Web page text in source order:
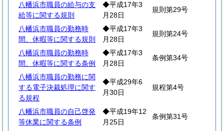
八幡浜市職員の給与の支
給等に関する規則
◆平成17年3
月28日
規則第29号
八幡浜市職員の勤務時
間、休暇等に関する規則
◆平成17年3
月28日
規則第24号
八幡浜市職員の勤務時
間、休暇等に関する条例
◆平成17年3
月28日
条例第34号
八幡浜市職員の勤務に関
する電子決裁処理に関す
る規程
◆平成29年6
月30日
規程第4号
八幡浜市職員の自己啓発
等休業に関する条例
◆平成19年12
月25日
条例第31号